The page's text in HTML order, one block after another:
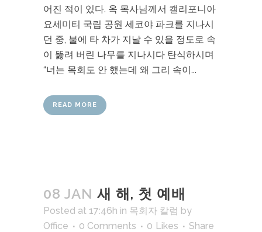
어진 적이 있다. 옥 목사님께서 캘리포니아
요세미티 국립 공원 세코야 파크를 지나시
던 중, 불에 타 차가 지날 수 있을 정도로 속
이 뚫려 버린 나무를 지나시다 탄식하시며
“너는 목회도 안 했는데 왜 그리 속이...
READ MORE
08 JAN 새 해, 첫 예배
Posted at 17:46h in 목회자 칼럼 by
Office
0 Comments 0 Likes Share